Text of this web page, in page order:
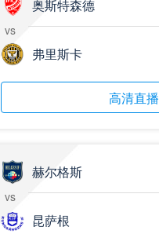
标签
2024年5月21日
标签
2024年5月21日 足协杯第3轮
标签
2024年5月21日
标签
比赛录像
奥斯特森德
vs
弗里斯卡
高清直播
赫尔格斯
vs
昆萨根